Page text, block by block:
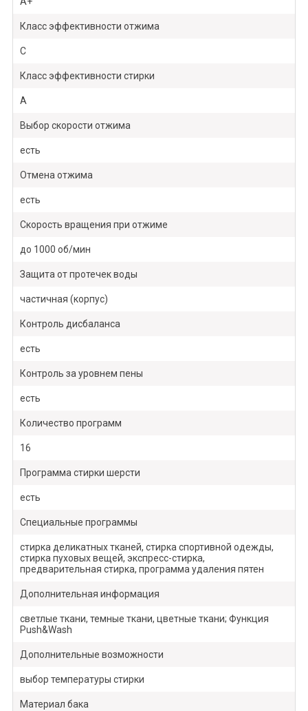
Класс эффективности отжима
C
Класс эффективности стирки
A
Выбор скорости отжима
есть
Отмена отжима
есть
Скорость вращения при отжиме
до 1000 об/мин
Защита от протечек воды
частичная (корпус)
Контроль дисбаланса
есть
Контроль за уровнем пены
есть
Количество программ
16
Программа стирки шерсти
есть
Специальные программы
стирка деликатных тканей, стирка спортивной одежды,
стирка пуховых вещей, экспресс-стирка,
предварительная стирка, программа удаления пятен
Дополнительная информация
светлые ткани, темные ткани, цветные ткани; Функция
Push&Wash
Дополнительные возможности
выбор температуры стирки
Материал бака